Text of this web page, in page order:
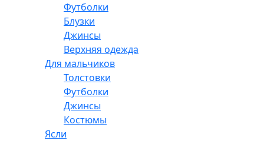
Футболки
Блузки
Джинсы
Верхняя одежда
Для мальчиков
Толстовки
Футболки
Джинсы
Костюмы
Ясли